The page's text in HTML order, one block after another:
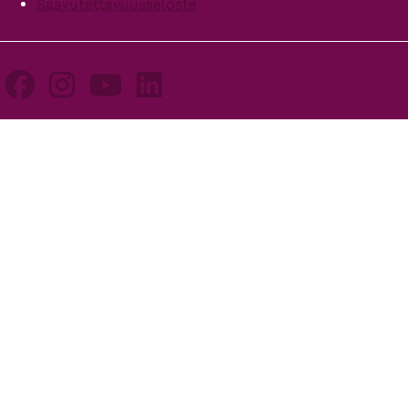
Saavutettavuusseloste